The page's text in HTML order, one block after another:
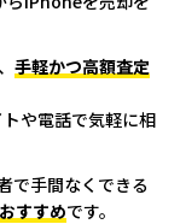
手軽かつ高額査定
や電話で気軽に相
で手間なくできる
すすめです。